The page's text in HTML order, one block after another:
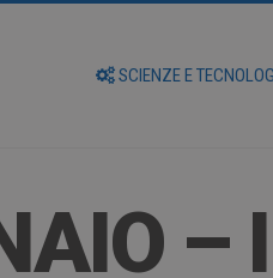
SCIENZE E
–